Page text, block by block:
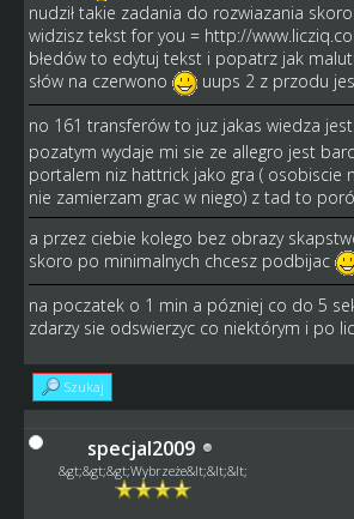
nudził takie zadania do rozwiazania
widzisz tekst for you = http://
błedów to edytuj tekst i popatrz jak
słów na czerwono
uups 2 z przodu
no 161 transferów to juz jakas wiedza jest
pozatym wydaje mi sie ze allegro jest
portalem niz hattrick jako gra ( osobiscie
nie zamierzam grac w niego) z tad to
a przez ciebie kolego bez obrazy
skoro po minimalnych chcesz podbijac
na poczatek o 1 min a pózniej co do 5
zdarzy sie odswierzyc co niektórym i po
Szukaj
specjal2009
&gt;&gt;&gt;Wybrzeże&lt;&lt;&lt;